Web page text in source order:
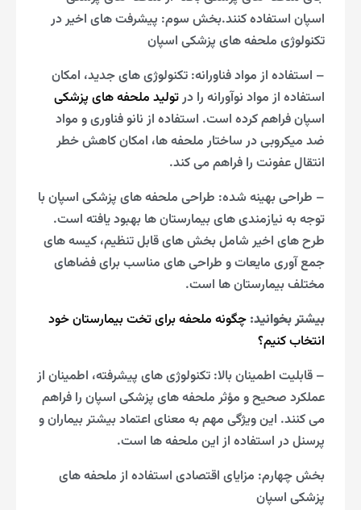
اسپان استفاده کنند.بخش سوم: پیشرفت های اخیر در
تکنولوژی ملحفه های پزشکی اسپان
– استفاده از مواد فناورانه: تکنولوژی های جدید، امکان
استفاده از مواد نوآورانه را درتولید ملحفه های پزشکی
اسپان فراهم کرده است. استفاده از نانو فناوری و مواد
ضد میکروبی در ساختار ملحفه ها، امکان کاهش خطر
انتقال عفونت را فراهم می کند.
– طراحی بهینه شده: طراحی ملحفه های پزشکی اسپان با
توجه به نیازمندی های بیمارستان ها بهبود یافته است.
طرح های اخیر شامل بخش های قابل تنظیم، کیسه های
جمع آوری مایعات و طراحی های مناسب برای فضاهای
مختلف بیمارستان ها است.
بیشتر بخوانید: چگونه ملحفه برای تخت بیمارستان خود
انتخاب کنیم؟
– قابلیت اطمینان بالا: تکنولوژی های پیشرفته، اطمینان از
عملکرد صحیح و مؤثر ملحفه های پزشکی اسپان را فراهم
می کنند. این ویژگی مهم به معنای اعتماد بیشتر بیماران و
پرسنل در استفاده از این ملحفه ها است.
بخش چهارم: مزایای اقتصادی استفاده از ملحفه های
پزشکی اسپان